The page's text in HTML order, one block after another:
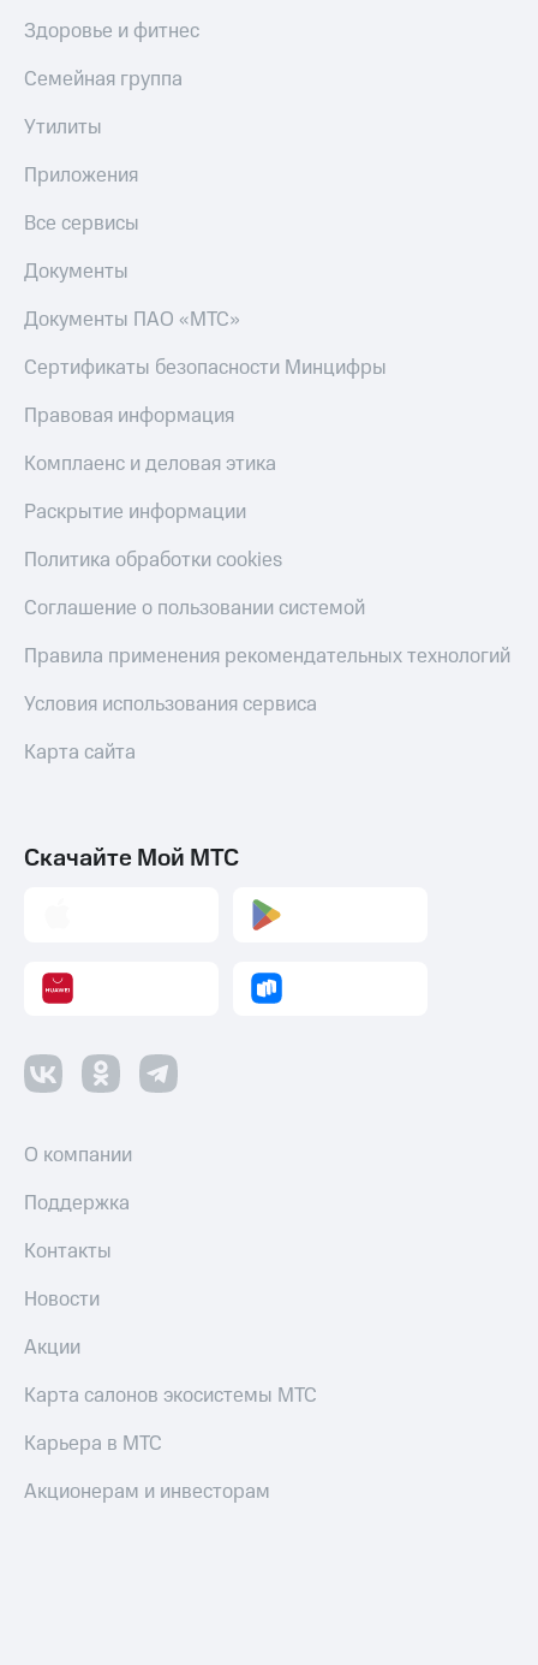
Здоровье и фитнес
Семейная группа
Утилиты
Приложения
Все сервисы
Документы
Документы ПАО «МТС»
Сертификаты безопасности Минцифры
Правовая информация
Комплаенс и деловая этика
Раскрытие информации
Политика обработки cookies
Соглашение о пользовании системой
Правила применения рекомендательных технологий
Условия использования сервиса
Карта сайта
Скачайте Мой МТС
О компании
Поддержка
Контакты
Новости
Акции
Карта салонов экосистемы МТС
Карьера в МТС
Акционерам и инвесторам